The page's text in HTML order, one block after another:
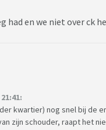
en we niet over ck
kwartier) nog snel bij de
zijn schouder, raapt het